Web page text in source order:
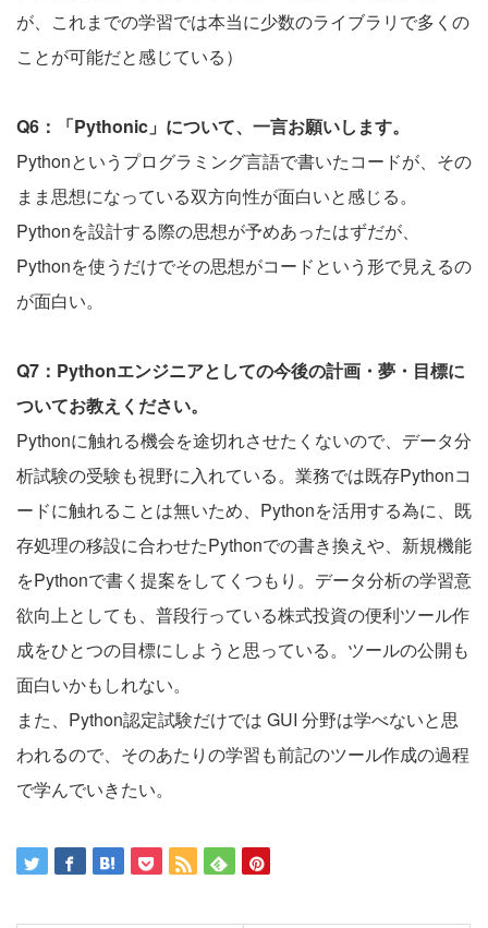
が、これまでの学習では本当に少数のライブラリで多くの
ことが可能だと感じている）
Q6：「Pythonic」について、一言お願いします。
Pythonというプログラミング言語で書いたコードが、その
まま思想になっている双方向性が面白いと感じる。
Pythonを設計する際の思想が予めあったはずだが、
Pythonを使うだけでその思想がコードという形で見えるの
が面白い。
Q7：Pythonエンジニアとしての今後の計画・夢・目標に
ついてお教えください。
Pythonに触れる機会を途切れさせたくないので、データ分
析試験の受験も視野に入れている。業務では既存Pythonコ
ードに触れることは無いため、Pythonを活用する為に、既
存処理の移設に合わせたPythonでの書き換えや、新規機能
をPythonで書く提案をしてくつもり。データ分析の学習意
欲向上としても、普段行っている株式投資の便利ツール作
成をひとつの目標にしようと思っている。ツールの公開も
面白いかもしれない。
また、Python認定試験だけでは GUI 分野は学べないと思
われるので、そのあたりの学習も前記のツール作成の過程
で学んでいきたい。